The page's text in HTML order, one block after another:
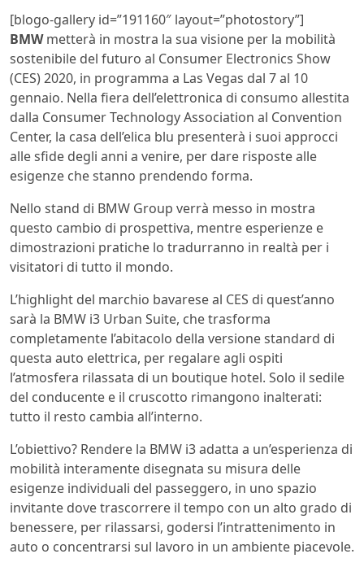
[blogo-gallery id=”191160″ layout=”photostory”]
BMWmetterà in mostra la sua visione per la mobilità
sostenibile del futuro al Consumer Electronics Show
(CES) 2020, in programma a Las Vegas dal 7 al 10
gennaio. Nella fiera dell’elettronica di consumo allestita
dalla Consumer Technology Association al Convention
Center, la casa dell’elica blu presenterà i suoi approcci
alle sfide degli anni a venire, per dare risposte alle
esigenze che stanno prendendo forma.
Nello stand di BMW Group verrà messo in mostra
questo cambio di prospettiva, mentre esperienze e
dimostrazioni pratiche lo tradurranno in realtà per i
visitatori di tutto il mondo.
L’highlight del marchio bavarese al CES di quest’anno
sarà la BMW i3 Urban Suite, che trasforma
completamente l’abitacolo della versione standard di
questa auto elettrica, per regalare agli ospiti
l’atmosfera rilassata di un boutique hotel. Solo il sedile
del conducente e il cruscotto rimangono inalterati:
tutto il resto cambia all’interno.
L’obiettivo? Rendere la BMW i3 adatta a un’esperienza di
mobilità interamente disegnata su misura delle
esigenze individuali del passeggero, in uno spazio
invitante dove trascorrere il tempo con un alto grado di
benessere, per rilassarsi, godersi l’intrattenimento in
auto o concentrarsi sul lavoro in un ambiente piacevole.